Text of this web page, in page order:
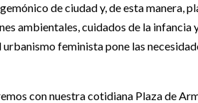
de ciudad y, de esta manera,
ambientales, cuidados de la
feminista pone las
con nuestra cotidiana Plaza de